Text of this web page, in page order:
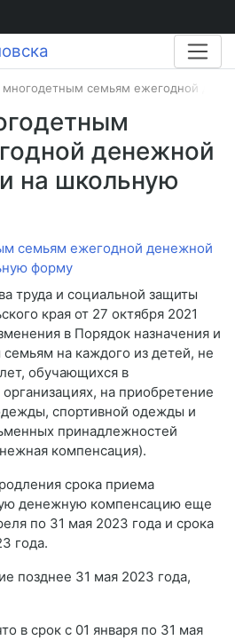
многодетным семьям ежегодной
денежной
на школьную
труда и социальной защиты
края от 27 октября 2021
в Порядок назначения и
на каждого из детей, не
обучающихся в
на приобретение
спортивной одежды и
принадлежностей
компенсация).
срока приема
денежную компенсацию еще
по 31 мая 2023 года и срока
года.
позднее 31 мая 2023 года,
в срок с 01 января по 31 мая